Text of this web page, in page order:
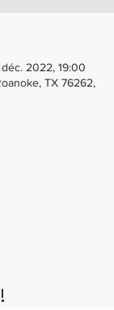
2022, 19:00
TX 76262,